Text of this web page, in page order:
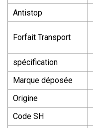
Antistop
Forfait Transport
spécification
Marque déposée
Origine
Code SH